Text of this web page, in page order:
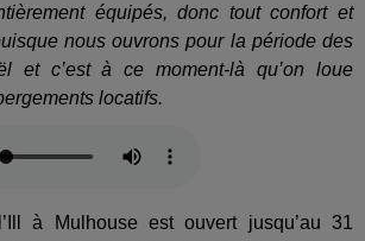
équipés, donc tout confort et
nous ouvrons pour la période des
et c’est à ce moment-là qu’on loue
locatifs.
à Mulhouse est ouvert jusqu’au 31